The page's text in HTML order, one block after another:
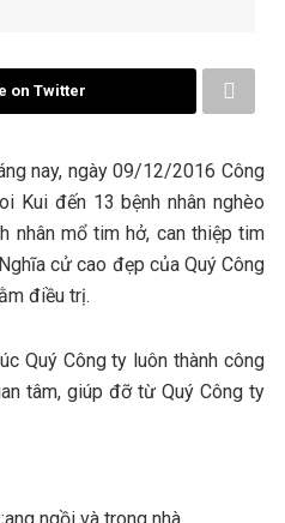
on Twitter
nay, ngày 09/12/2016 Công
Kui đến 13 bệnh nhân nghèo
nhân mổ tim hở, can thiệp tim
cử cao đẹp của Quý Công
điều trị.
Quý Công ty luôn thành công
tâm, giúp đỡ từ Quý Công ty